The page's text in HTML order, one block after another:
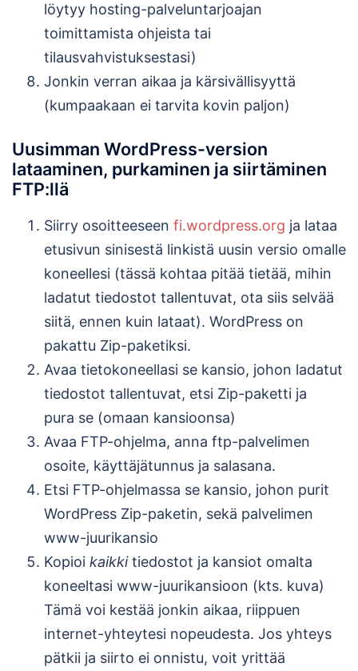
löytyy hosting-palveluntarjoajan
toimittamista ohjeista tai
tilausvahvistuksestasi)
Jonkin verran aikaa ja kärsivällisyyttä
(kumpaakaan ei tarvita kovin paljon)
Uusimman WordPress-version
lataaminen, purkaminen ja siirtäminen
FTP:llä
Siirry osoitteeseen fi.wordpress.org ja lataa
etusivun sinisestä linkistä uusin versio omalle
koneellesi (tässä kohtaa pitää tietää, mihin
ladatut tiedostot tallentuvat, ota siis selvää
siitä, ennen kuin lataat). WordPress on
pakattu Zip-paketiksi.
Avaa tietokoneellasi se kansio, johon ladatut
tiedostot tallentuvat, etsi Zip-paketti ja
pura se (omaan kansioonsa)
Avaa FTP-ohjelma, anna ftp-palvelimen
osoite, käyttäjätunnus ja salasana.
Etsi FTP-ohjelmassa se kansio, johon purit
WordPress Zip-paketin, sekä palvelimen
www-juurikansio
Kopioi kaikkitiedostot ja kansiot omalta
koneeltasi www-juurikansioon (kts. kuva)
Tämä voi kestää jonkin aikaa, riippuen
internet-yhteytesi nopeudesta. Jos yhteys
pätkii ja siirto ei onnistu, voit yrittää